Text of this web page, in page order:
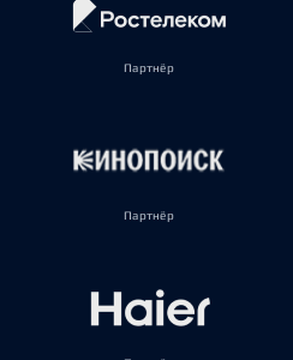
Партнёр
Партнёр